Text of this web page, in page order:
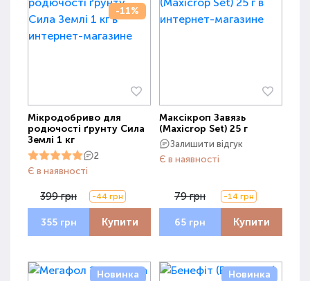
-11%
Мікродобриво для
родючості ґрунту Сила
Землі 1 кг
2
Є в наявності
399 грн -44 грн
355 грн Купити
Максікроп Завязь
(Maxicrop Set) 25 г
Залишити відгук
Є в наявності
79 грн -14 грн
65 грн Купити
Новинка
Новинка